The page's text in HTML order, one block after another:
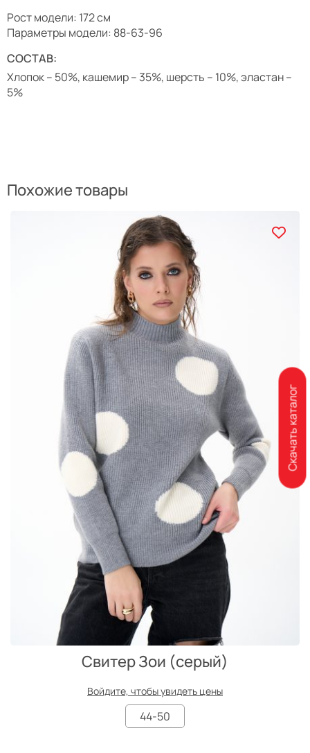
Рост модели: 172 см
Параметры модели: 88-63-96
СОСТАВ:
Хлопок – 50%, кашемир – 35%, шерсть – 10%, эластан –
5%
Похожие товары
Свитер Зои (серый)
Войдите, чтобы увидеть цены
44-50
Скачать каталог